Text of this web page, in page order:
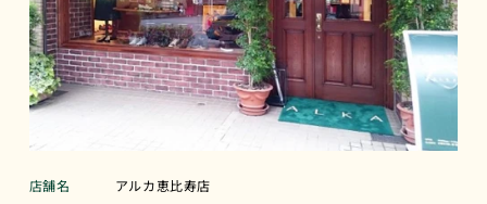
店舗名
アルカ恵比寿店